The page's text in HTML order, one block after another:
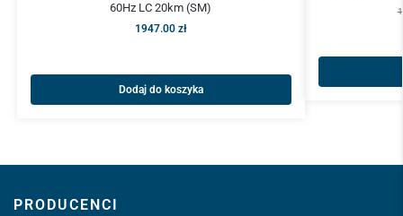
60Hz LC 20km (SM)
1947.00 zł
Dodaj do koszyka
PRODUCENCI